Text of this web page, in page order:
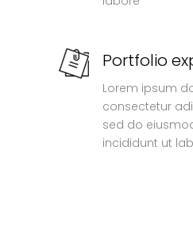
Portfolio
Lorem ipsum
consectetur
sed do
incididunt ut